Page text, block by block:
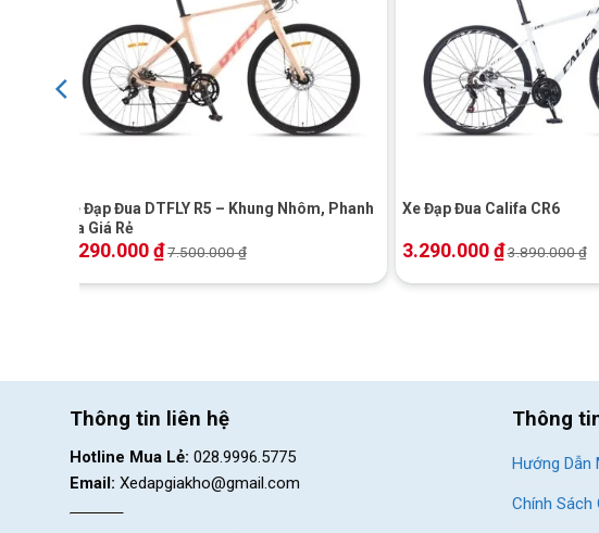
Khung xe mang đậm chất thể
phép người lái thay đổi nhiều tư thế tay khi đạp, giúp hạn chế mỏi tay trên
Xe Đạp Đua DTFLY R5 – Khung Nhôm, Phanh
Đĩa Giá Rẻ
7.290.000₫7.500.000₫
Xe Đạp Đua Califa CR6
3.290.000₫3.890.000₫
Thông tin liên hệ
Hotline Mua Lẻ: 028.9996.5775
Email: Xedapgiakho@gmail.com
Thông
Hướng Dẫn
Chính Sách